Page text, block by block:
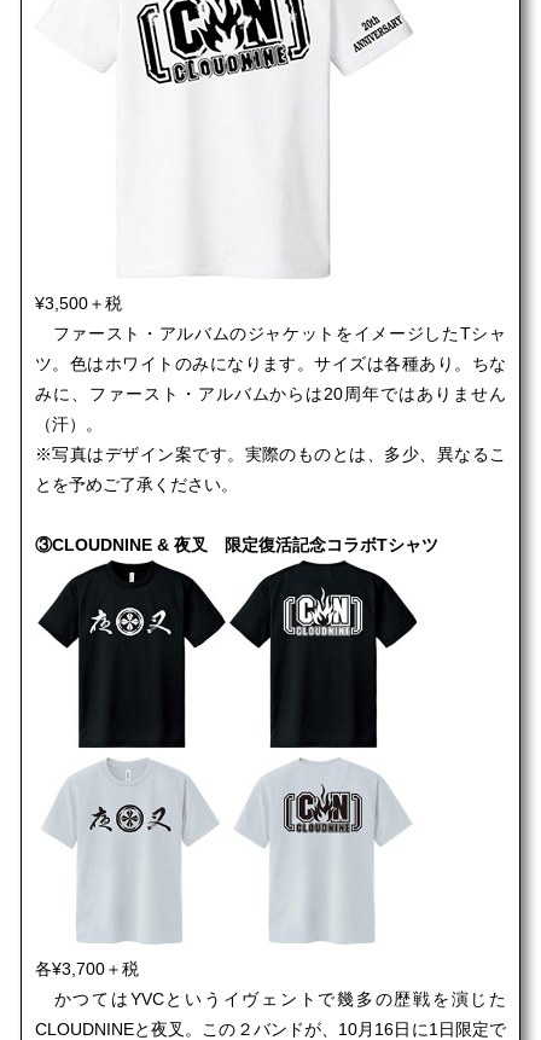
¥3,500＋税
ファースト・アルバムのジャケットをイメージしたTシャ
ツ。色はホワイトのみになります。サイズは各種あり。ちな
みに、ファースト・アルバムからは20周年ではありません
（汗）。
※写真はデザイン案です。実際のものとは、多少、異なるこ
とを予めご了承ください。
③CLOUDNINE & 夜叉 限定復活記念コラボTシャツ
各¥3,700＋税
かつてはYVCというイヴェントで幾多の歴戦を演じた
CLOUDNINEと夜叉。この２バンドが、10月16日に1日限定で